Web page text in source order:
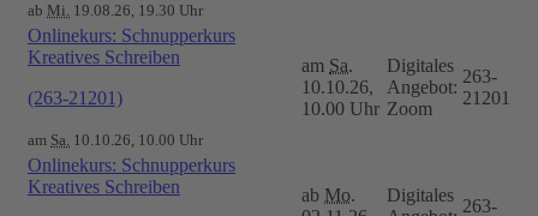
ab Mi. 19.08.26, 19.30 Uhr
Onlinekurs: Schnupperkurs
Kreatives Schreiben
(263-21201)
am Sa. 10.10.26, 10.00 Uhr
am Sa.
10.10.26,
10.00 Uhr
Digitales
Angebot:
Zoom
263-
21201
Onlinekurs: Schnupperkurs
Kreatives Schreiben
ab Mo.
Digitales
263-